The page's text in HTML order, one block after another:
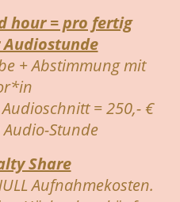
hour = pro fertig
+ Abstimmung mit
= 250,- €
Stunde
Share
Aufnahmekosten.